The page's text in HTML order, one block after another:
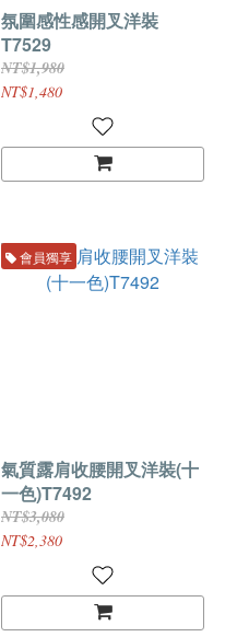
氛圍感性感開叉洋裝
T7529
NT$1,980
NT$1,480
會員獨享
氣質露肩收腰開叉洋裝(十
一色)T7492
NT$3,080
NT$2,380